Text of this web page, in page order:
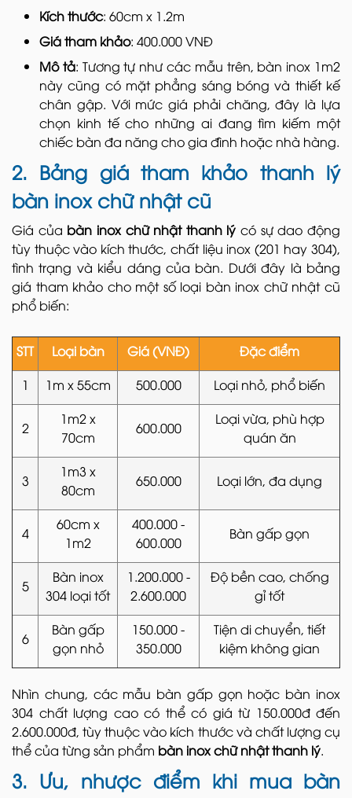
Kích thước: 60cm x 1.2m
Giá tham khảo: 400.000 VNĐ
Mô tả: Tương tự như các mẫu trên, bàn inox 1m2
này cũng có mặt phẳng sáng bóng và thiết kế
chân gập. Với mức giá phải chăng, đây là lựa
chọn kinh tế cho những ai đang tìm kiếm một
chiếc bàn đa năng cho gia đình hoặc nhà hàng.
2. Bảng giá tham khảo thanh lý
bàn inox chữ nhật cũ
Giá của bàn inox chữ nhật thanh lý có sự dao động
tùy thuộc vào kích thước, chất liệu inox (201 hay 304),
tình trạng và kiểu dáng của bàn. Dưới đây là bảng
giá tham khảo cho một số loại bàn inox chữ nhật cũ
phổ biến:
STT Loại bàn Giá (VNĐ)
Đặc điểm
1
1m x 55cm 500.000 Loại nhỏ, phổ biến
2
1m2 x
70cm
600.000
Loại vừa, phù hợp
quán ăn
3
1m3 x
80cm
650.000 Loại lớn, đa dụng
4
60cm x
1m2
400.000 -
600.000
Bàn gấp gọn
5
Bàn inox
304 loại tốt
1.200.000 -
2.600.000
Độ bền cao, chống
gỉ tốt
6
Bàn gấp
gọn nhỏ
150.000 -
350.000
Tiện di chuyển, tiết
kiệm không gian
Nhìn chung, các mẫu bàn gấp gọn hoặc bàn inox
304 chất lượng cao có thể có giá từ 150.000đ đến
2.600.000đ, tùy thuộc vào kích thước và chất lượng cụ
thể của từng sản phẩm bàn inox chữ nhật thanh lý.
3. Ưu, nhược điểm khi mua bàn